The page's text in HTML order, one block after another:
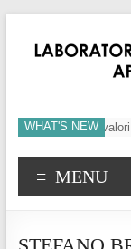
WHAT'S NEW
crisi dei valori
MENU